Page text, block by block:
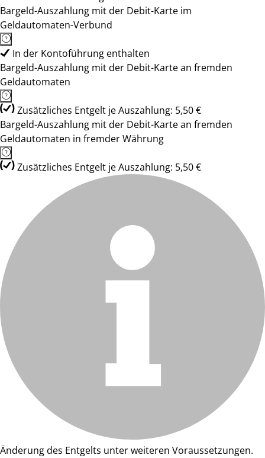
Bargeld-Auszahlung mit der Debit-Karte im
Geldautomaten-Verbund
In der Kontoführung enthalten
Bargeld-Auszahlung mit der Debit-Karte an fremden
Geldautomaten
Zusätzliches Entgelt je Auszahlung: 5,50 €
Bargeld-Auszahlung mit der Debit-Karte an fremden
Geldautomaten in fremder Währung
Zusätzliches Entgelt je Auszahlung: 5,50 €
Änderung des Entgelts unter weiteren Voraussetzungen.